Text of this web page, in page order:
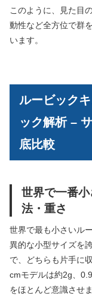
このように、見た目
動性など全方位で群
います。
ルービック
ック解析 –
底比較
世界で一番
法・重さ
世界で最も小さいル
異的な小型サイズを
で、どちらも片手に
cmモデルは約2g、
をほとんど意識させ